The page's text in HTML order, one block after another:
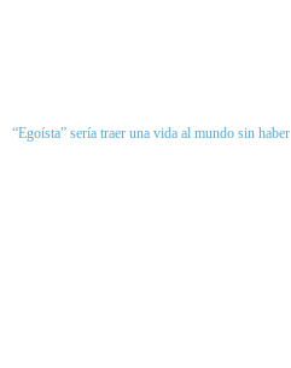
“Egoísta” sería traer una vida al mundo sin haber